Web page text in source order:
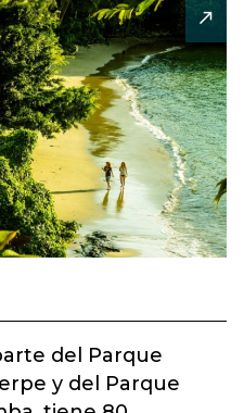
del Parque
y del Parque